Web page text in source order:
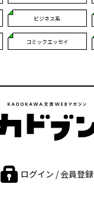
ビジネス系
コミックエッセイ
ログイン / 会員登録